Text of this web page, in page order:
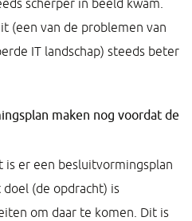
scherper in beeld kwam.
(een van de problemen van
IT landschap) steeds beter
maken nog voordat de
er een besluitvormingsplan
(de opdracht) is
om daar te komen. Dit is